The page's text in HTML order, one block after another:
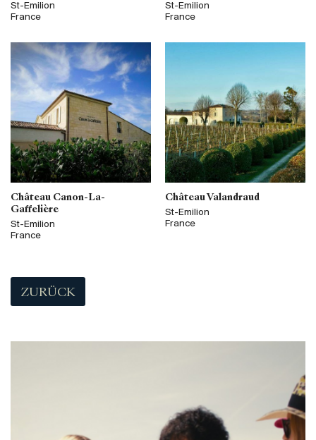
St-Emilion
France
St-Emilion
France
Château Canon-La-
Gaffelière
St-Emilion
France
Château Valandraud
St-Emilion
France
ZURÜCK